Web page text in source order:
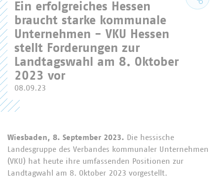
Ein erfolgreiches Hessen
braucht starke kommunale
Unternehmen - VKU Hessen
stellt Forderungen zur
Landtagswahl am 8. Oktober
2023 vor
08.09.23
Wiesbaden, 8. September 2023. Die hessische
Landesgruppe des Verbandes kommunaler Unternehmen
(VKU) hat heute ihre umfassenden Positionen zur
Landtagwahl am 8. Oktober 2023 vorgestellt.